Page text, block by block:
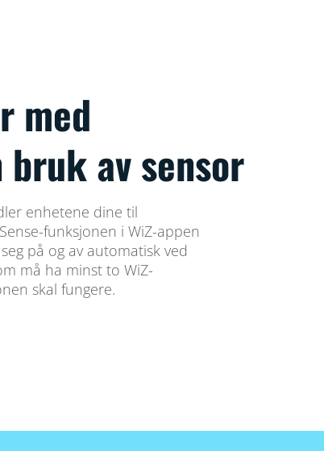
med
av sensor
enhetene dine til
funksjonen i WiZ-appen
på og av automatisk ved
må ha minst to WiZ-
skal fungere.